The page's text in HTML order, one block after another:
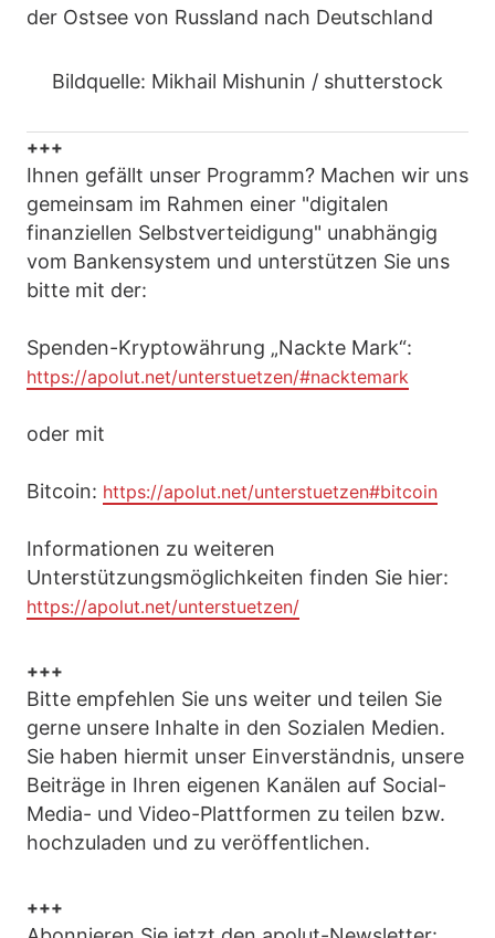
der Ostsee von Russland nach Deutschland
Bildquelle: Mikhail Mishunin / shutterstock
+++
Ihnen gefällt unser Programm? Machen wir uns
gemeinsam im Rahmen einer "digitalen
finanziellen Selbstverteidigung" unabhängig
vom Bankensystem und unterstützen Sie uns
bitte mit der:
Spenden-Kryptowährung „Nackte Mark“:
https://apolut.net/unterstuetzen/#nacktemark
oder mit
Bitcoin: https://apolut.net/unterstuetzen#bitcoin
Informationen zu weiteren
Unterstützungsmöglichkeiten finden Sie hier:
https://apolut.net/unterstuetzen/
+++
Bitte empfehlen Sie uns weiter und teilen Sie
gerne unsere Inhalte in den Sozialen Medien.
Sie haben hiermit unser Einverständnis, unsere
Beiträge in Ihren eigenen Kanälen auf Social-
Media- und Video-Plattformen zu teilen bzw.
hochzuladen und zu veröffentlichen.
+++